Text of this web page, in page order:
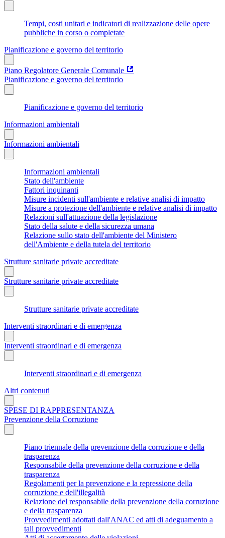
Tempi, costi unitari e indicatori di realizzazione delle opere
pubbliche in corso o completate
Pianificazione e governo del territorio
Piano Regolatore Generale Comunale
Pianificazione e governo del territorio
Pianificazione e governo del territorio
Informazioni ambientali
Informazioni ambientali
Informazioni ambientali
Stato dell'ambiente
Fattori inquinanti
Misure incidenti sull'ambiente e relative analisi di impatto
Misure a protezione dell'ambiente e relative analisi di impatto
Relazioni sull'attuazione della legislazione
Stato della salute e della sicurezza umana
Relazione sullo stato dell'ambiente del Ministero
dell'Ambiente e della tutela del territorio
Strutture sanitarie private accreditate
Strutture sanitarie private accreditate
Strutture sanitarie private accreditate
Interventi straordinari e di emergenza
Interventi straordinari e di emergenza
Interventi straordinari e di emergenza
Altri contenuti
SPESE DI RAPPRESENTANZA
Prevenzione della Corruzione
Piano triennale della prevenzione della corruzione e della
trasparenza
Responsabile della prevenzione della corruzione e della
trasparenza
Regolamenti per la prevenzione e la repressione della
corruzione e dell'illegalità
Relazione del responsabile della prevenzione della corruzione
e della trasparenza
Provvedimenti adottati dall'ANAC ed atti di adeguamento a
tali provvedimenti